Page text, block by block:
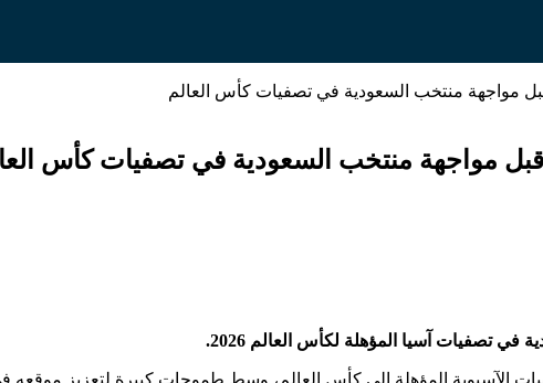
مواجهة منتخب السعودية في تصفيات كأس العالم
قبل مواجهة منتخب السعودية في تصفيات كأس
تصفيات آسيا المؤهلة لكأس العالم 2026.
الآسيوية المؤهلة إلى كأس العالم، وسط طموحات كبيرة لتعزيز موقعه